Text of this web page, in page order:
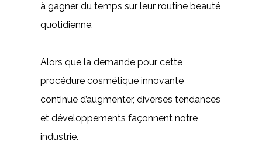
à gagner du temps sur leur routine beauté
quotidienne.
Alors que la demande pour cette
procédure cosmétique innovante
continue d’augmenter, diverses tendances
et développements façonnent notre
industrie.